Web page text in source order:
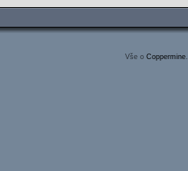
Vše o Coppermine